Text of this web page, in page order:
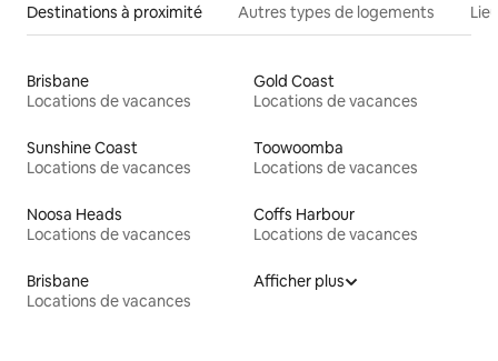
Destinations à proximité Autres types de logements
Brisbane
Locations de vacances
Gold Coast
Locations de vacances
Sunshine Coast
Locations de vacances
Toowoomba
Locations de vacances
Noosa Heads
Locations de vacances
Coffs Harbour
Locations de vacances
Brisbane
Locations de vacances
Afficher plus